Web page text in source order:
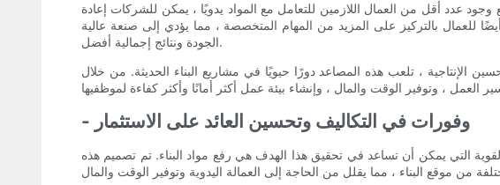
عدد أقل من العمال اللازمين للتعامل مع المواد يدويًا ، يمكن للشركات إعادة
بالتركيز على المزيد من المهام المتخصصة ، مما يؤدي إلى صنعة عالية
الجودة ونتائج إجمالية أفضل.
الإنتاجية ، تلعب هذه المصاعد دورًا حيويًا في مشاريع البناء الحديثة. من خلال
- وفورات في التكاليف وتحسين العائد على الاستثمار
القوية التي يمكن أن تساعد في تحقيق هذا الهدف هي رفع مواد البناء. تم تصميم هذه